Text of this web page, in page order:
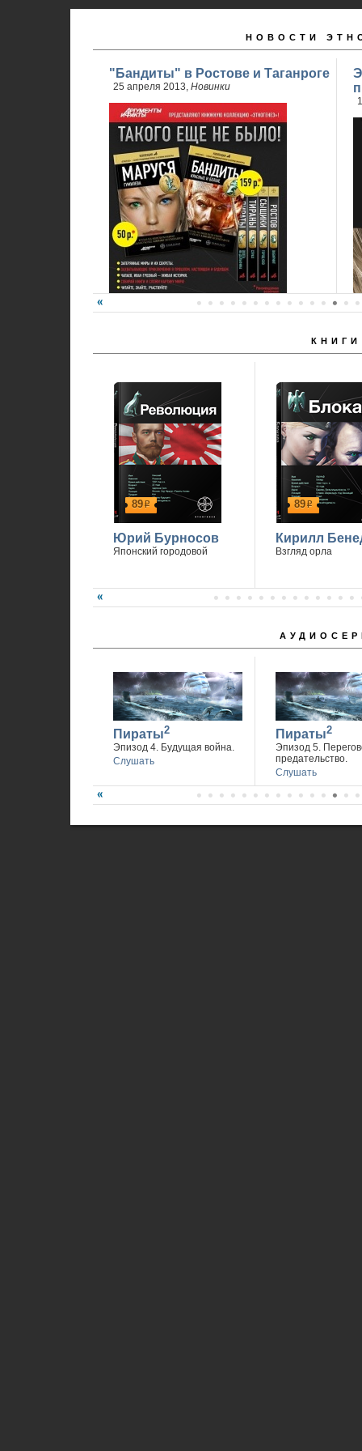
НОВОСТИ
"Бандиты" в Ростове и Таганроге
25 апреля 2013, Новинки
24 апреля стартовали продажи 2 книги
КНИГИ
89р
Юрий Бурносов
Японский городовой
89р
Кирилл
Взгляд орла
Пираты2
Эпизод 4. Будущая война.
Слушать
Пираты2
Эпизод 5.
предательство.
Слушать